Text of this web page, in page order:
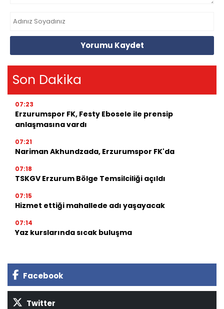
Yorumu Kaydet
Son Dakika
07:23
Erzurumspor FK, Festy Ebosele ile prensip
anlaşmasına vardı
07:21
Nariman Akhundzada, Erzurumspor FK'da
07:18
TSKGV Erzurum Bölge Temsilciliği açıldı
07:15
Hizmet ettiği mahallede adı yaşayacak
07:14
Yaz kurslarında sıcak buluşma
Facebook
Twitter